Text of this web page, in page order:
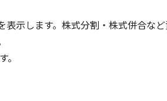
示します。株式分割・株式併合な